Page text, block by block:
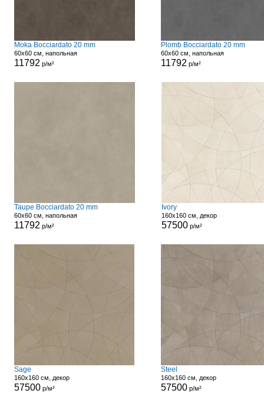
Moka Bocciardato 20 mm
60x60 см, напольная
11792 р/м²
Plomb Bocciardato 20 mm
60x60 см, напольная
11792 р/м²
Taupe Bocciardato 20 mm
60x60 см, напольная
11792 р/м²
Ivory
160x160 см, декор
57500 р/м²
Sage
160x160 см, декор
57500 р/м²
Steel
160x160 см, декор
57500 р/м²